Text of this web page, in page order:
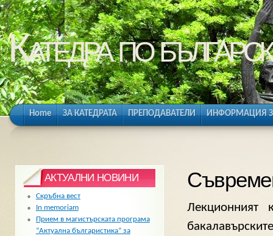
Катедра по
Home ЗА КАТЕДРАТА ПРЕПОДАВАТЕЛИ ИНФОРМАЦИЯ
Лекционният
АКТУАЛНИ НОВИНИ
Скръбна вест
In memoriam
Прием в магистърската програма
“Актуална българистика” за